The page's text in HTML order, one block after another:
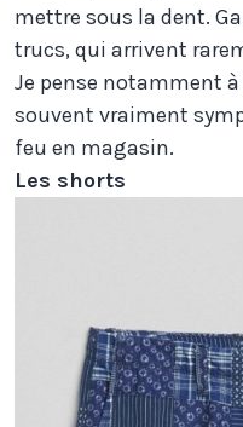
mettre sous la dent.
trucs, qui arrivent
Je pense notamment
souvent vraiment
feu en magasin.
Les shorts